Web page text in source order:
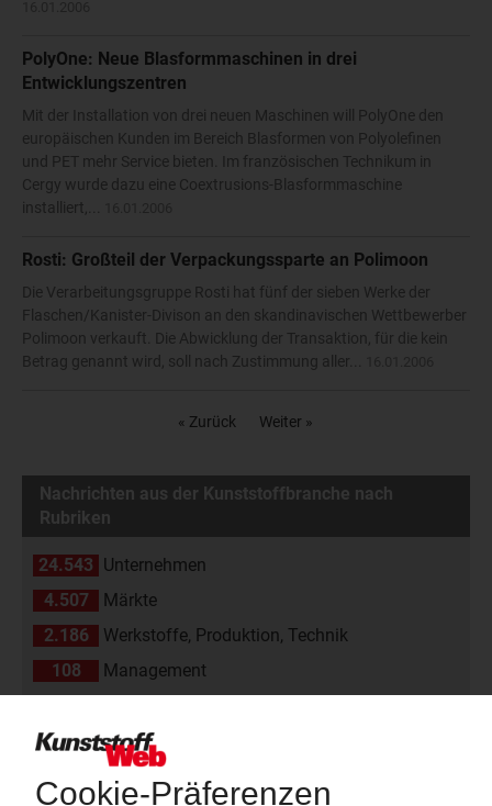
PolyOne: Neue Blasformmaschinen in drei
Entwicklungszentren
Mit der Installation von drei neuen Maschinen will PolyOne den
europäischen Kunden im Bereich Blasformen von Polyolefinen
und PET mehr Service bieten. Im französischen Technikum in
Cergy wurde dazu eine Coextrusions-Blasformmaschine
installiert,...
Rosti: Großteil der Verpackungssparte an Polimoon
Die Verarbeitungsgruppe Rosti hat fünf der sieben Werke der
Flaschen/Kanister-Divison an den skandinavischen Wettbewerber
Polimoon verkauft. Die Abwicklung der Transaktion, für die kein
Betrag genannt wird, soll nach Zustimmung aller...
« Zurück Weiter »
Nachrichten aus der Kunststoffbranche nach
Rubriken
24.543 Unternehmen
4.507
Märkte
2.186
Werkstoffe, Produktion, Technik
108
Management
1.838
Branche
Veranstaltungen